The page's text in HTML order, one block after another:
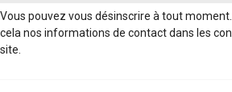
Vous pouvez vous désinscrire à tout
cela nos informations de contact dans les
site.